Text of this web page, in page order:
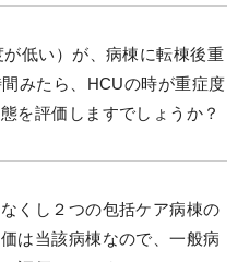
低い）が、病棟に転棟後重
みたら、HCUの時が重症度
を評価しますでしょうか？
くし２つの包括ケア病棟の
は当該病棟なので、一般病